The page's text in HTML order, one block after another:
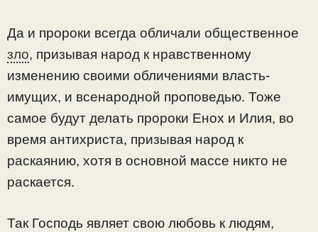
Да и пророки всегда обличали общественное
зло, призывая народ к нравственному
изменению своими обличениями власть-
имущих, и всенародной проповедью. Тоже
самое будут делать пророки Енох и Илия, во
время антихриста, призывая народ к
раскаянию, хотя в основной массе никто не
раскается.
Так Господь являет свою любовь к людям,